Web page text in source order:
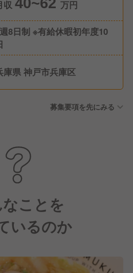
収 万円
8日制 ※有給休暇初年度10
庫県 神戸市兵庫区
募集要項を先にみる
なことを
いるのか